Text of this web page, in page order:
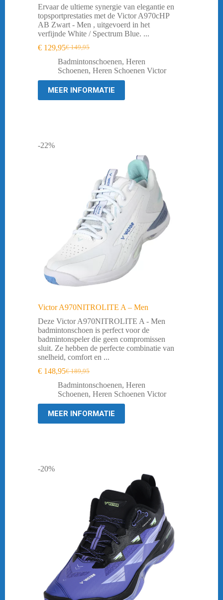
Ervaar de ultieme synergie van elegantie en
topsportprestaties met de Victor A970cHP
AB Zwart - Men , uitgevoerd in het
verfijnde White / Spectrum Blue. ...
€149,95
Oorspronkelijke
prijs
was:
€ 149,95.
€ 129,95Huidige
prijs
is:
€ 129,95.
Badmintonschoenen, Heren
Schoenen, Heren Schoenen Victor
MEER INFORMATIE
-22%
Victor A970NITROLITE A – Men
Deze Victor A970NITROLITE A - Men
badmintonschoen is perfect voor de
badmintonspeler die geen compromissen
sluit. Ze hebben de perfecte combinatie van
snelheid, comfort en ...
€189,95
Oorspronkelijke
prijs
was:
€ 189,95.
€ 148,95Huidige
prijs
is:
€ 148,95.
Badmintonschoenen, Heren
Schoenen, Heren Schoenen Victor
MEER INFORMATIE
-20%